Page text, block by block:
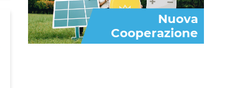
Nuova
Cooperazione